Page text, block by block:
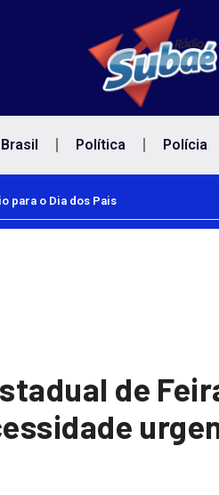
Brasil Política Polícia
para o Dia dos Pais
de